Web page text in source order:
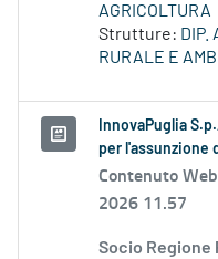
AGRICOLTURA
Strutture: DIP.
RURALE E
InnovaPuglia
per l'assunzione
Contenuto
2026 11.57
Socio Regione